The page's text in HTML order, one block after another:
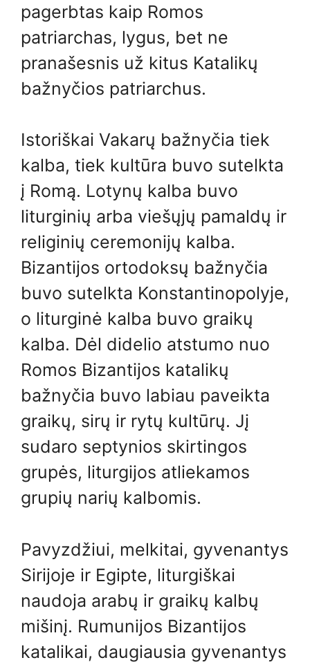
pagerbtas kaip Romos
patriarchas, lygus, bet ne
pranašesnis už kitus Katalikų
bažnyčios patriarchus.
Istoriškai Vakarų bažnyčia tiek
kalba, tiek kultūra buvo sutelkta
į Romą. Lotynų kalba buvo
liturginių arba viešųjų pamaldų ir
religinių ceremonijų kalba.
Bizantijos ortodoksų bažnyčia
buvo sutelkta Konstantinopolyje,
o liturginė kalba buvo graikų
kalba. Dėl didelio atstumo nuo
Romos Bizantijos katalikų
bažnyčia buvo labiau paveikta
graikų, sirų ir rytų kultūrų. Jį
sudaro septynios skirtingos
grupės, liturgijos atliekamos
grupių narių kalbomis.
Pavyzdžiui, melkitai, gyvenantys
Sirijoje ir Egipte, liturgiškai
naudoja arabų ir graikų kalbų
mišinį. Rumunijos Bizantijos
katalikai, daugiausia gyvenantys